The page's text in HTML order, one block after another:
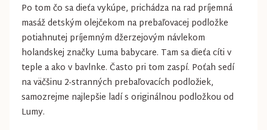
Po tom čo sa dieťa vykúpe, prichádza na rad príjemná
masáž detským olejčekom na prebaľovacej podložke
potiahnutej príjemným džerzejovým návlekom
holandskej značky Luma babycare. Tam sa dieťa cíti v
teple a ako v bavlnke. Často pri tom zaspí. Poťah sedí
na väčšinu 2-stranných prebaľovacích podložiek,
samozrejme najlepšie ladí s originálnou podložkou od
Lumy.